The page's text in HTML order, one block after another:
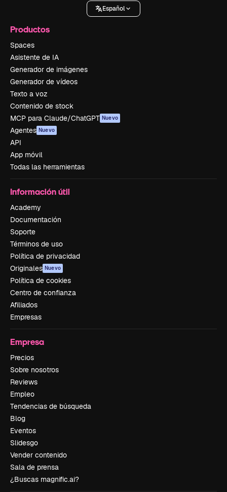
Español
Productos
Spaces
Asistente de IA
Generador de imágenes
Generador de vídeos
Texto a voz
Contenido de stock
MCP para Claude/ChatGPT Nuevo
Agentes Nuevo
API
App móvil
Todas las herramientas
Información útil
Academy
Documentación
Soporte
Términos de uso
Política de privacidad
Originales Nuevo
Política de cookies
Centro de confianza
Afiliados
Empresas
Empresa
Precios
Sobre nosotros
Reviews
Empleo
Tendencias de búsqueda
Blog
Eventos
Slidesgo
Vender contenido
Sala de prensa
¿Buscas magnific.ai?